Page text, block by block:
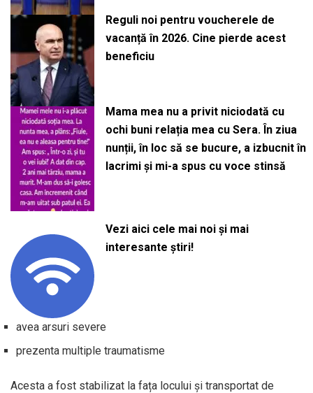
Reguli noi pentru voucherele de
vacanță în 2026. Cine pierde acest
beneficiu
Mama mea nu a privit niciodată cu
ochi buni relația mea cu Sera. În ziua
nunții, în loc să se bucure, a izbucnit în
lacrimi și mi-a spus cu voce stinsă
Vezi aici cele mai noi și mai
interesante știri!
avea arsuri severe
prezenta multiple traumatisme
Acesta a fost stabilizat la fața locului și transportat de